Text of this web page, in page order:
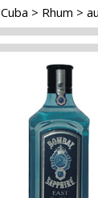
Cuba Rhum